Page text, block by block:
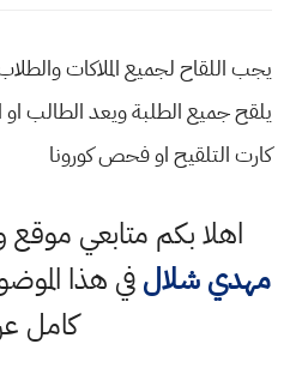
يجب اللقاح لجميع الملاكات
يلقح جميع الطلبة ويعد الطالب او
كارت التلقيح او فحص كورونا
اهلا بكم متابعي موقع
مهدي شلالفي هذا
كامل